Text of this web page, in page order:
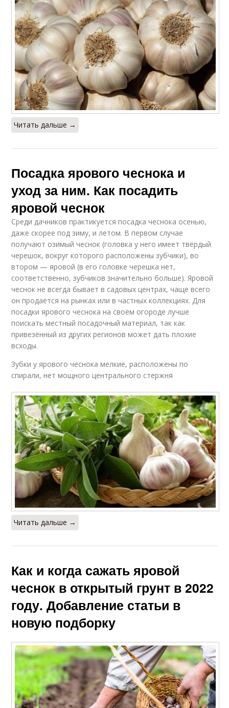
Читать дальше →
Посадка ярового чеснока и
уход за ним. Как посадить
яровой чеснок
Среди дачников практикуется посадка чеснока осенью,
даже скорее под зиму, и летом. В первом случае
получают озимый чеснок (головка у него имеет твёрдый
черешок, вокруг которого расположены зубчики), во
втором — яровой (в его головке черешка нет,
соответственно, зубчиков значительно больше). Яровой
чеснок не всегда бывает в садовых центрах, чаще всего
он продаётся на рынках или в частных коллекциях. Для
посадки ярового чеснока на своём огороде лучше
поискать местный посадочный материал, так как
привезённый из других регионов может дать плохие
всходы.
Зубки у ярового чеснока мелкие, расположены по
спирали, нет мощного центрального стержня
Читать дальше →
Как и когда сажать яровой
чеснок в открытый грунт в 2022
году. Добавление статьи в
новую подборку